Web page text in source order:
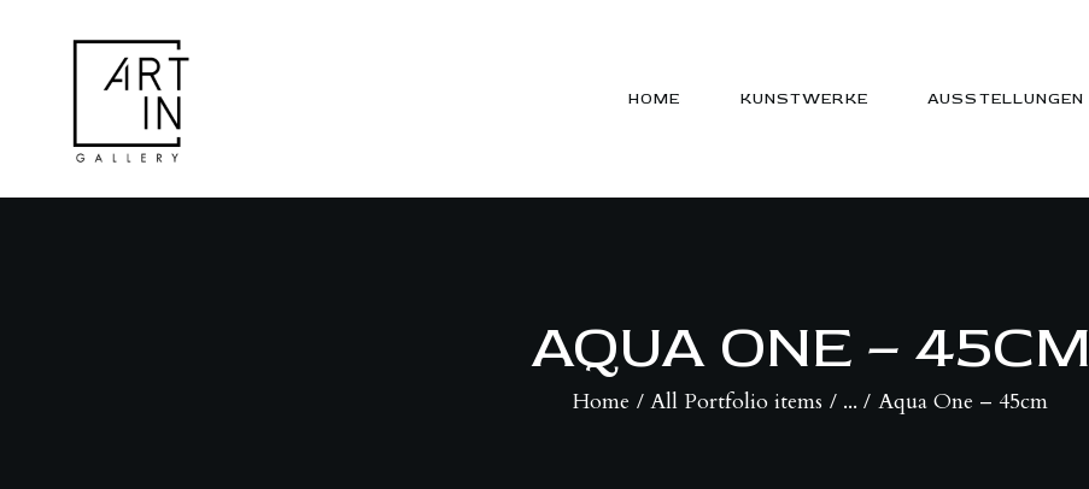
HOME KUNSTWERKE AUSSTELLUNGEN
AQUA ONE – 45CM
Home All Portfolio items ... Aqua One – 45cm
KUNSTWERKE
GALERIE